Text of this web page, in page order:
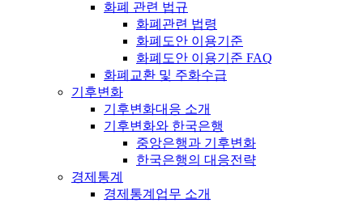
화폐 관련 법규
화폐관련 법령
화폐도안 이용기준
화폐도안 이용기준 FAQ
화폐교환 및 주화수급
기후변화
기후변화대응 소개
기후변화와 한국은행
중앙은행과 기후변화
한국은행의 대응전략
경제통계
경제통계업무 소개